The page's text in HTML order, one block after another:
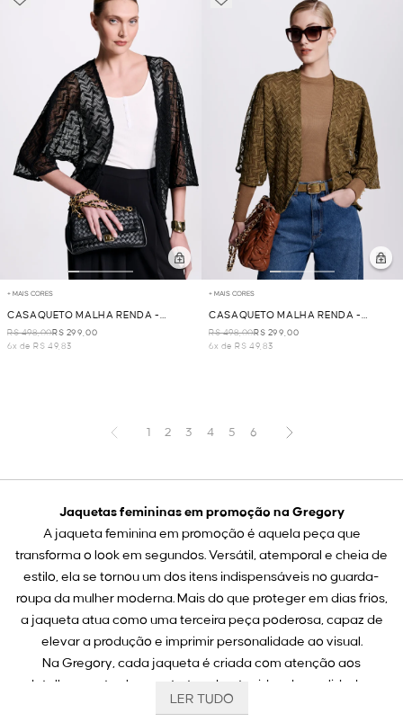
+ MAIS CORES
CASAQUETO MALHA RENDA -
PRETO
R$ 498,00R$ 299,00
6x de R$ 49,83
+ MAIS CORES
CASAQUETO MALHA RENDA -
VERDE OLIVA
R$ 498,00R$ 299,00
6x de R$ 49,83
1 2 3 4 5 6
Jaquetas femininas em promoção na Gregory
A jaqueta feminina em promoção é aquela peça que
transforma o look em segundos. Versátil, atemporal e cheia de
estilo, ela se tornou um dos itens indispensáveis no guarda-
roupa da mulher moderna. Mais do que proteger em dias frios,
a jaqueta atua como uma terceira peça poderosa, capaz de
elevar a produção e imprimir personalidade ao visual.
Na Gregory, cada jaqueta é criada com atenção aos
detalhes: cortes bem estruturados, tecidos de qualidade e
acabamentos que traduzem sofisticação. E agora, com as
LER TUDO